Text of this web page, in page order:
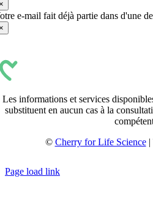
e-mail fait déjà partie dans d'une
Les informations et services
substituent en aucun cas à la
© Cherry for Life Science|
Page load link